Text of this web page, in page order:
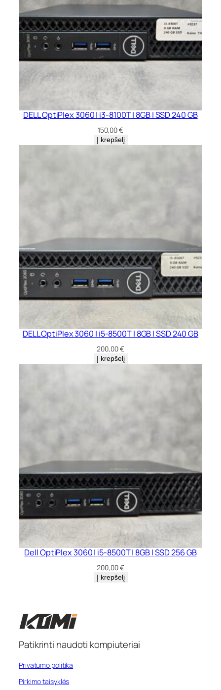
DELL OptiPlex 3060 | i3-8100T | 8GB | SSD 240 GB
150,00€
Į krepšelį
DELL OptiPlex 3060 | i5-8500T | 8GB | SSD 240 GB
200,00€
Į krepšelį
Dell OptiPlex 3060 | i5-8500T | 8GB | SSD 256 GB
200,00€
Į krepšelį
Patikrinti naudoti kompiuteriai
Privatumo politika
Pirkimo taisyklės